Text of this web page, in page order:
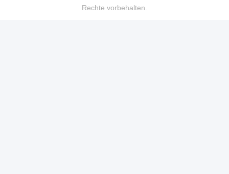
Rechte vorbehalten.